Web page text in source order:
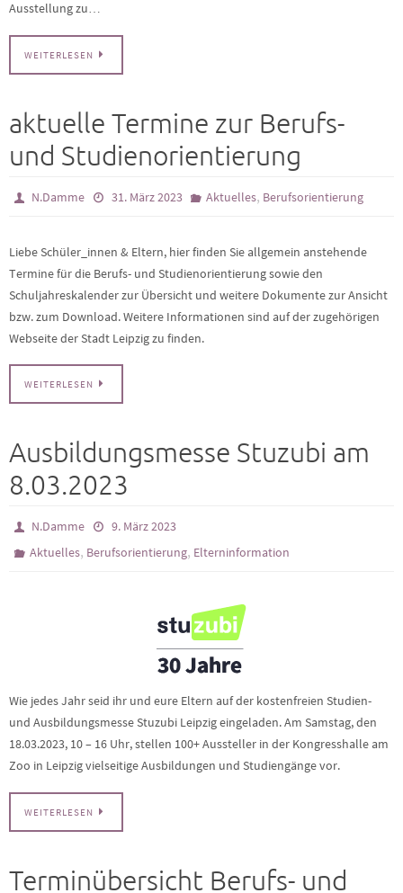
Ausstellung zu…
WEITERLESEN
aktuelle Termine zur Berufs-
und Studienorientierung
N.Damme 31. März 2023 Aktuelles, Berufsorientierung
Liebe Schüler_innen & Eltern, hier finden Sie allgemein anstehende
Termine für die Berufs- und Studienorientierung sowie den
Schuljahreskalender zur Übersicht und weitere Dokumente zur Ansicht
bzw. zum Download. Weitere Informationen sind auf der zugehörigen
Webseite der Stadt Leipzig zu finden.
WEITERLESEN
Ausbildungsmesse Stuzubi am
8.03.2023
N.Damme
9. März 2023
Aktuelles, Berufsorientierung, Elterninformation
Wie jedes Jahr seid ihr und eure Eltern auf der kostenfreien Studien-
und Ausbildungsmesse Stuzubi Leipzig eingeladen. Am Samstag, den
18.03.2023, 10 – 16 Uhr, stellen 100+ Aussteller in der Kongresshalle am
Zoo in Leipzig vielseitige Ausbildungen und Studiengänge vor.
WEITERLESEN
Terminübersicht Berufs- und